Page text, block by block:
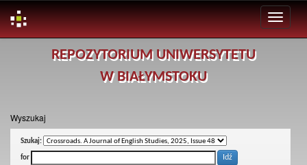
REPOZYTORIUM UNIWERSYTETU
W BIAŁYMSTOKU
Wyszukaj
Szukaj:
for